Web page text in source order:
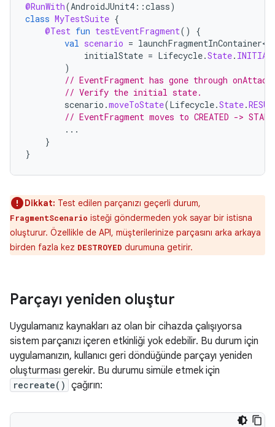
@RunWith(AndroidJUnit4 ::class)
class MyTestSuite {
@Test fun testEventFragment()
{
val scenario =
initialState = Lifecycle.State.
)
// EventFragment has gone through
// Verify the initial state.
scenario .moveToState(Lifecycle.State.
// EventFragment moves to CREATED ->
...
}
}
Dikkat: Test edilen parçanızı geçerli durum,
FragmentScenario isteği göndermeden yok sayar bir istisna
oluşturur. Özellikle de API, müşterilerinize parçasını arka arkaya
birden fazla kez DESTROYED durumuna getirir.
Parçayı yeniden oluştur
Uygulamanız kaynakları az olan bir cihazda çalışıyorsa
sistem parçanızı içeren etkinliği yok edebilir. Bu durum için
uygulamanızın, kullanıcı geri döndüğünde parçayı yeniden
oluşturması gerekir. Bu durumu simüle etmek için
recreate() çağırın: